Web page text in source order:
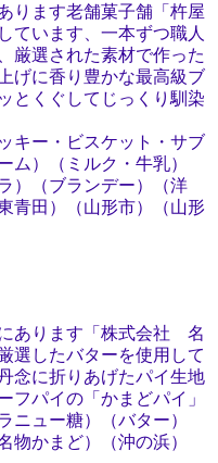
ります老舗菓子舗「杵屋
ています、一本ずつ職人
厳選された素材で作った
げに香り豊かな最高級ブ
くぐしてじっくり馴染
キー・ビスケット・サブ
ム）（ミルク・牛乳）
）（ブランデー）（洋
青田）（山形市）（山形
あります「株式会社 名
選したバターを使用して
念に折りあげたパイ生地
フパイの「かまどパイ」
ニュー糖）（バター）
物かまど）（沖の浜）